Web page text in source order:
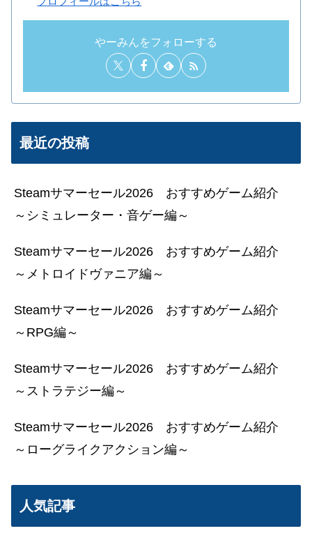
やーみんをフォローする
最近の投稿
Steamサマーセール2026 おすすめゲーム紹介
～シミュレーター・音ゲー編～
Steamサマーセール2026 おすすめゲーム紹介
～メトロイドヴァニア編～
Steamサマーセール2026 おすすめゲーム紹介
～RPG編～
Steamサマーセール2026 おすすめゲーム紹介
～ストラテジー編～
Steamサマーセール2026 おすすめゲーム紹介
～ローグライクアクション編～
人気記事